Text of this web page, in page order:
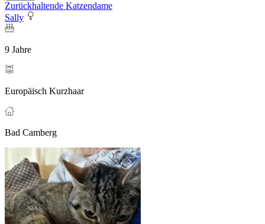
Zurückhaltende Katzendame
Sally
9 Jahre
Europäisch Kurzhaar
Bad Camberg